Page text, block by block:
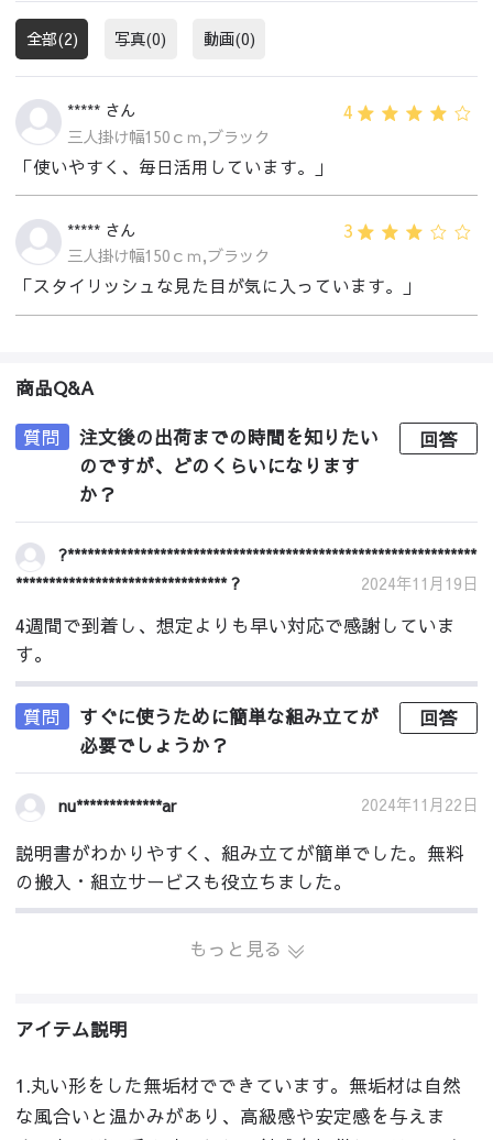
全部(2) 写真(0) 動画(0)
***** さん 4
三人掛け幅150ｃｍ,ブラック
「使いやすく、毎日活用しています。」
***** さん 3
三人掛け幅150ｃｍ,ブラック
「スタイリッシュな見た目が気に入っています。」
商品Q&A
質問
注文後の出荷までの時間を知りたい
のですが、どのくらいになります
か？
回答
?**************************************************************
******************************** ?
2024年11月19日
4週間で到着し、想定よりも早い対応で感謝していま
す。
質問
すぐに使うために簡単な組み立てが
必要でしょうか？
回答
nu*************ar 2024年11月22日
説明書がわかりやすく、組み立てが簡単でした。無料
の搬入・組立サービスも役立ちました。
もっと見る
アイテム説明
1.丸い形をした無垢材でできています。無垢材は自然
な風合いと温かみがあり、高級感や安定感を与えま